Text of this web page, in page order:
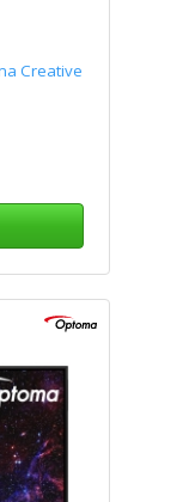
Creative